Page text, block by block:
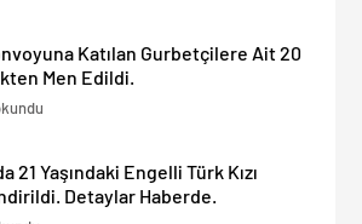
Katılan Gurbetçilere Ait 20
Men Edildi.
21 Yaşındaki Engelli Türk Kızı
Detaylar Haberde.